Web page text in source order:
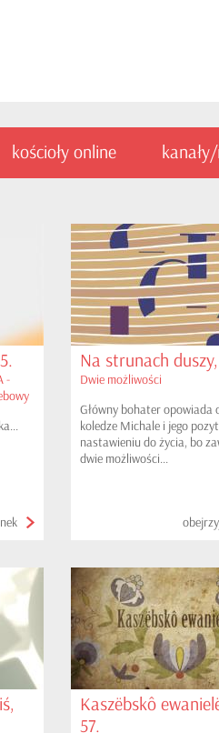
kościoły online
-
Na strunach
Dwie możliwości
Główny bohater opowiada
koledze Michale i jego
nastawieniu do życia, bo
dwie możliwości...
Kaszëbskô
57.